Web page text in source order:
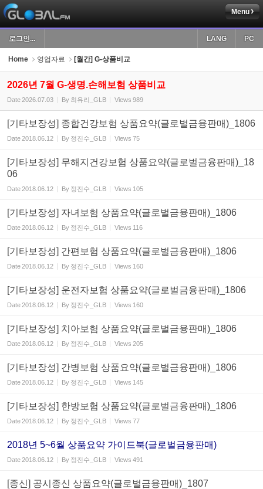
Menu
로그인... PC
LANG
Home 영업자료 [월간] G-상품비교
2026년 7월 G-생명.손해보험 상품비교
Date2026.07.03 By 최유리_GLB Views 989
[기타보장성] 종합건강보험 상품요약(글로벌금융판매)_1806
Date2018.06.12 By 정진수_GLB Views 75
[기타보장성] 무해지건강보험 상품요약(글로벌금융판매)_18
06
Date2018.06.12 By 정진수_GLB Views 105
[기타보장성] 자녀보험 상품요약(글로벌금융판매)_1806
Date2018.06.12 By 정진수_GLB Views 116
[기타보장성] 간편보험 상품요약(글로벌금융판매)_1806
Date2018.06.12 By 정진수_GLB Views 160
[기타보장성] 운전자보험 상품요약(글로벌금융판매)_1806
Date2018.06.12 By 정진수_GLB Views 160
[기타보장성] 치아보험 상품요약(글로벌금융판매)_1806
Date2018.06.12 By 정진수_GLB Views 205
[기타보장성] 간병보험 상품요약(글로벌금융판매)_1806
Date2018.06.12 By 정진수_GLB Views 145
[기타보장성] 한방보험 상품요약(글로벌금융판매)_1806
Date2018.06.12 By 정진수_GLB Views 77
2018년 5~6월 상품요약 가이드북(글로벌금융판매)
Date2018.06.12 By 정진수_GLB Views 491
[종신] 공시종신 상품요약(글로벌금융판매)_1807
Sketchbook5, 스케치북5
Sketchbook5, 스케치북5